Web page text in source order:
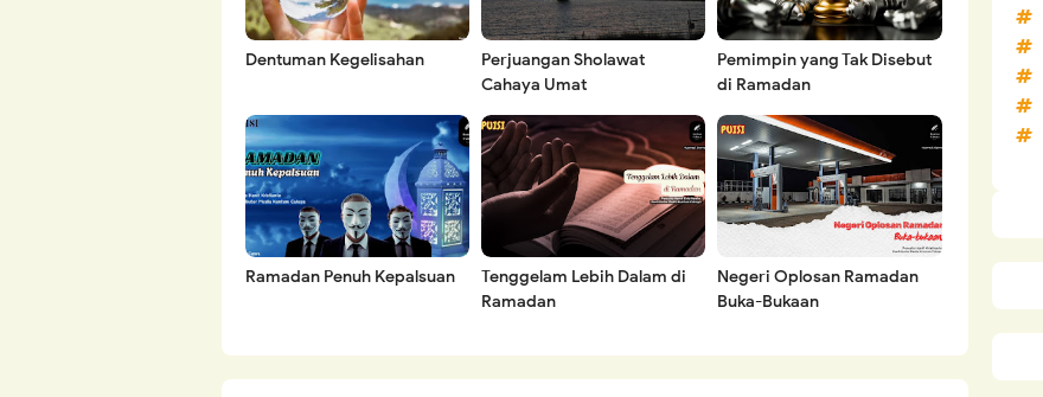
Dentuman Kegelisahan
Perjuangan Sholawat
Cahaya Umat
Pemimpin yang Tak Disebut
di Ramadan
Ramadan Penuh Kepalsuan
Tenggelam Lebih Dalam di
Ramadan
Negeri Oplosan Ramadan
Buka-Bukaan